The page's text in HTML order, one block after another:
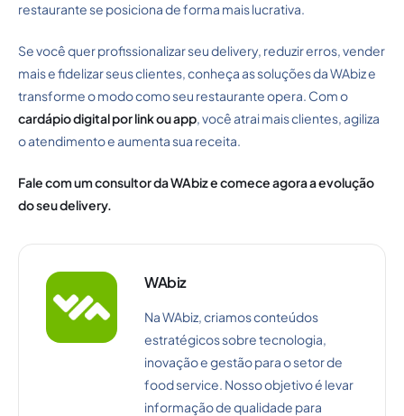
restaurante se posiciona de forma mais lucrativa.
Se você quer profissionalizar seu delivery, reduzir erros, vender
mais e fidelizar seus clientes, conheça as soluções da WAbiz e
transforme o modo como seu restaurante opera. Com o
cardápio digital por link ou app, você atrai mais clientes, agiliza
o atendimento e aumenta sua receita.
Fale com um consultor da WAbiz e comece agora a evolução
do seu delivery.
WAbiz
Na WAbiz, criamos conteúdos
estratégicos sobre tecnologia,
inovação e gestão para o setor de
food service. Nosso objetivo é levar
informação de qualidade para